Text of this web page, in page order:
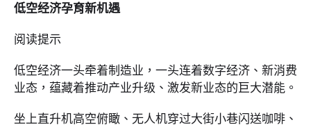
低空经济孕育新机遇
阅读提示
低空经济一头牵着制造业，一头连着数字经济、新消费
业态，蕴藏着推动产业升级、激发新业态的巨大潜能。
坐上直升机高空俯瞰、无人机穿过大街小巷闪送咖啡、